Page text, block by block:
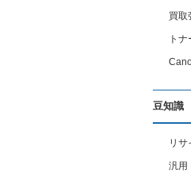
買取
ト
豆知識
リサ
汎用